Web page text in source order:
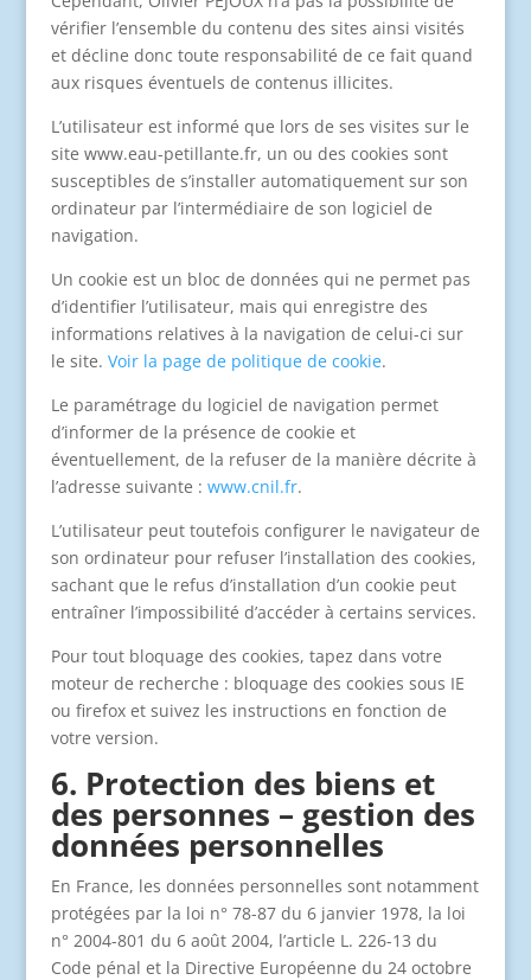
vérifier l’ensemble du contenu des sites ainsi visités
et décline donc toute responsabilité de ce fait quand
aux risques éventuels de contenus illicites.
L’utilisateur est informé que lors de ses visites sur le
site www.eau-petillante.fr, un ou des cookies sont
susceptibles de s’installer automatiquement sur son
ordinateur par l’intermédiaire de son logiciel de
navigation.
Un cookie est un bloc de données qui ne permet pas
d’identifier l’utilisateur, mais qui enregistre des
informations relatives à la navigation de celui-ci sur
le site. Voir la page de politique de cookie.
Le paramétrage du logiciel de navigation permet
d’informer de la présence de cookie et
éventuellement, de la refuser de la manière décrite à
l’adresse suivante : www.cnil.fr.
L’utilisateur peut toutefois configurer le navigateur de
son ordinateur pour refuser l’installation des cookies,
sachant que le refus d’installation d’un cookie peut
entraîner l’impossibilité d’accéder à certains services.
Pour tout bloquage des cookies, tapez dans votre
moteur de recherche : bloquage des cookies sous IE
ou firefox et suivez les instructions en fonction de
votre version.
6. Protection des biens et
des personnes – gestion des
données personnelles
En France, les données personnelles sont notamment
protégées par la loi n° 78-87 du 6 janvier 1978, la loi
n° 2004-801 du 6 août 2004, l’article L. 226-13 du
Code pénal et la Directive Européenne du 24 octobre